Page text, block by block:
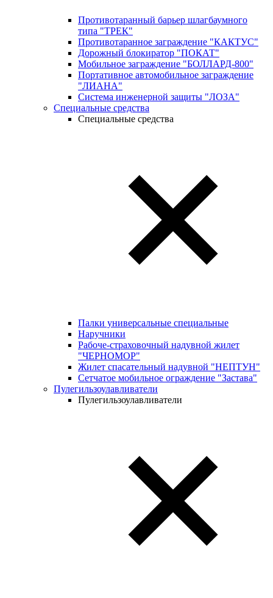
Противотаранный барьер шлагбаумного
типа "ТРЕК"
Противотаранное заграждение "КАКТУС"
Дорожный блокиратор "ПОКАТ"
Мобильное заграждение "БОЛЛАРД-800"
Портативное автомобильное заграждение
"ЛИАНА"
Система инженерной защиты "ЛОЗА"
Специальные средства
Специальные средства
Палки универсальные специальные
Наручники
Рабоче-страховочный надувной жилет
"ЧЕРНОМОР"
Жилет спасательный надувной "НЕПТУН"
Сетчатое мобильное ограждение "Застава"
Пулегильзоулавливатели
Пулегильзоулавливатели